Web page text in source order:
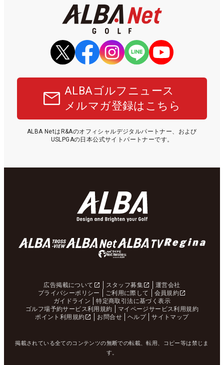
ALBAゴルフニュース
メルマガ登録はこちら
ALBA NetはR&Aのオフィシャルデジタルパートナー、および
USLPGAの日本公式サイトパートナーです。
広告掲載について スタッフ募集
運営会社
プライバシーポリシー
ご利用に際して
会員規約
ガイドライン
特定商取引法に基づく表示
ゴルフ場予約サービス利用規約
マイページサービス利用規約
ポイント利用規約
お問合せ ヘルプ サイトマップ
掲載されている全てのコンテンツの無断での転載、転用、コピー等は禁じま
す。